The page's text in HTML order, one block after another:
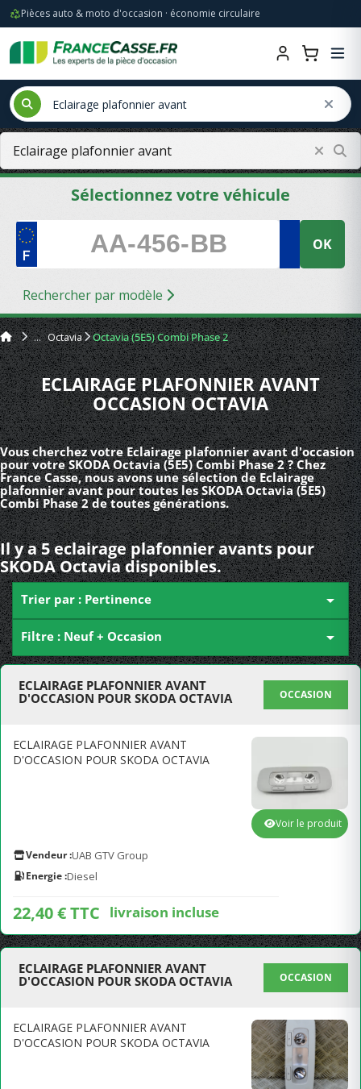
Pièces auto & moto d'occasion · économie circulaire
Sélectionnez votre véhicule
OK
Rechercher par modèle
Octavia Octavia (5E5) Combi Phase 2
ECLAIRAGE PLAFONNIER AVANT
OCCASION OCTAVIA
Vous cherchez votre Eclairage plafonnier avant d'occasion
pour votre SKODA Octavia (5E5) Combi Phase 2 ? Chez
France Casse, nous avons une sélection de Eclairage
plafonnier avant pour toutes les SKODA Octavia (5E5)
Combi Phase 2 de toutes générations.
Il y a 5 eclairage plafonnier avants pour
SKODA Octavia disponibles.
Trier par : Pertinence 
Filtre : Neuf + Occasion 
ECLAIRAGE PLAFONNIER AVANT
D'OCCASION POUR SKODA OCTAVIA
OCCASION
ECLAIRAGE PLAFONNIER AVANT
D'OCCASION POUR SKODA OCTAVIA
Vendeur :UAB GTV Group
Energie :Diesel
22,40 € TTC livraison incluse
Voir le produit
ECLAIRAGE PLAFONNIER AVANT
D'OCCASION POUR SKODA OCTAVIA
OCCASION
ECLAIRAGE PLAFONNIER AVANT
D'OCCASION POUR SKODA OCTAVIA